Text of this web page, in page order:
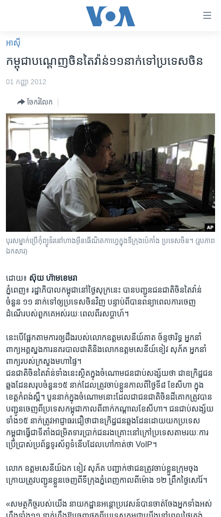
គេហទំព័រ​
ទាក់ទង
និង​
ទំព័រ​
ព័ត៌មាន​​
ម្តង
រំលង​
រំលង​
ទៅ​
កាន់​
ទំព័រ​
ស្វែង​
អន្តរជាតិ
អាមេរិក
ចិន
ហេឡូវីអូអេ
កម្ពុជាច្នៃប្រតិដ្ឋ
ព្រឹត្តិការណ៍ព័ត៌មាន
ទូរទស្សន៍ / វីដេអូ​
វិទ្យុ / ផតខាសថ៍
កម្មវិធីទាំងអស់
Khmer English
ភាសា
អាស៊ី
កម្ពុជា​បណ្តេញ​ចិន​តៃវ៉ាន់​១១​នាក់​ទៅ​ប្រទេស​ចិន
01 កញ្ញា 2012
ចែករំលែក
បុរស​ម្នាក់​ប្រើកុំព្យូទ័រ​នៅ​ហាង​អ៊ីនធើណិតកាហ្វេ​ក្នុង​ទីក្រុង​ប៉េកាំង ប្រទេសចិន។ (រូបភាព​
ឯកសារ)
ដោយ៖ ស៊ុយ ហ៊ា​ម​ខេមរា
ភ្នំពេញ៖ រដ្ឋាភិបាល​កម្ពុជា​នៅ​ថ្ងៃ​សុក្រ​នេះ ​បាន​បញ្ជូន​ជនជាតិ​ចិន​តៃវ៉ាន់​
ចំនួន ១១ នាក់​ទៅ​ឲ្យ​ប្រទេស​ចិន​វិញ បន្ទាប់ពី​បាន​ពន្យា​ពេល​ការចេញ​
ដំណើរ​បស់​ពួកគេ​អស់​រយៈពេល​ពីរ​សប្តាហ៍។
នេះ​បើ​ផ្អែក​តាម​ការ​ឲ្យ​ដឹង​របស់​លោក​ឧត្តម​សេនីយ៍​គាត ច័ន្ទ​ថា​រិ​ទ្ធ ​អ្នកនាំ
ពាក្យ​អគ្គស្នងការ​នគរបាល​ជាតិ​និង​លោក​ឧ​ត្ត​ម​សេនីយ៍​ខៀវ សុភ័គ ​អ្នកនាំ
ពាក្យ​របស់​ក្រសួង​មហាផ្ទៃ។
ជនជាតិ​ចិន​តៃវ៉ាន់​ទាំងនេះ​ស្ថិត​ក្នុង​ចំណោម​ជនជាប់​សង្ស័យ​ថា ​ជា​ឧក្រិដ្ឋជន​
ឆ្លងដែន​សរុប​ចំនួន​១៥ ​នាក់​ដែល​ត្រូវ​ចាប់ខ្លួន​កាលពី​ថ្ងៃទី​៨ ខែ​សីហា ​ក្នុង​
ខេត្តកំពង់ស្ពឺ។ បួន​នាក់​ក្នុង​ចំណោម​នោះ​ដែល​ជា​ជនជាតិ​ចិនដី​គោក​ត្រូវ​បាន​
បញ្ជូន​ចេញពី​ប្រទេស​កម្ពុជា​កាលពី​ពាក់កណ្តាល​ខែសីហា។ ជនជាប់​សង្ស័យ​
ទាំង១៥ នាក់​ត្រូវ​អាជ្ញាធរ​ជឿថា​ជា​ឧក្រិដ្ឋជន​ឆ្លងដែន​ដោយ​យក​ប្រទេស​
កម្ពុជា​ធ្វើជា​ទីតាំង​ជម្រិត​ទារប្រាក់​ជនរងគ្រោះ​នៅក្រៅ​ប្រទេស​តាមរយៈ​ការ
ប្រើប្រាស់​ប្រព័ន្ធ​ទូរស័ព្ទ​ទំនើប​ដែល​ហៅ​កាត់​ថា VoIP។
លោក ឧ​ត្ត​ម​សេនីយ៍​ឯក ខៀវ សុភ័គ ​បញ្ជាក់​ថាជន​ត្រូវ​ចាប់ខ្លួន​ក្រុម​ចុង
ក្រោយ​ត្រូវ​បញ្ជូន​ខ្លួន​ចេញពី​ទីក្រុង​ភ្នំពេញ​កាលពី​ម៉ោង ១២ ព្រឹក​ថ្ងៃ​សៅរ៍។
«សមត្ថកិច្ច​របស់​យើង ​នាយកដ្ឋាន​អន្តោប្រវេសន៍​បាន​ចាត់ចែង​អ្នក​ទាំង​អស់